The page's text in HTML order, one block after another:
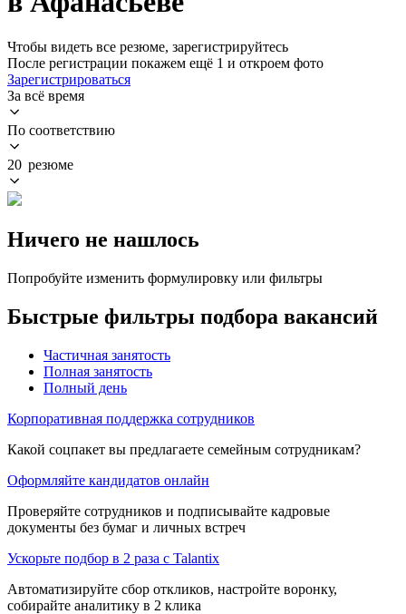
Чтобы видеть все резюме, зарегистрируйтесь
После регистрации покажем ещё 1 и откроем фото
Зарегистрироваться
За всё время
По соответствию
20 резюме
Ничего не нашлось
Попробуйте изменить формулировку или фильтры
Быстрые фильтры подбора вакансий
Частичная занятость
Полная занятость
Полный день
Корпоративная поддержка сотрудников
Какой соцпакет вы предлагаете семейным сотрудникам?
Оформляйте кандидатов онлайн
Проверяйте сотрудников и подписывайте кадровые
документы без бумаг и личных встреч
Ускорьте подбор в 2 раза с Talantix
Автоматизируйте сбор откликов, настройте воронку,
собирайте аналитику в 2 клика